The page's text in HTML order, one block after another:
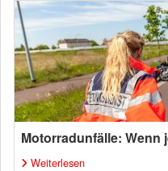
Motorradunfälle: Wenn
Weiterlesen